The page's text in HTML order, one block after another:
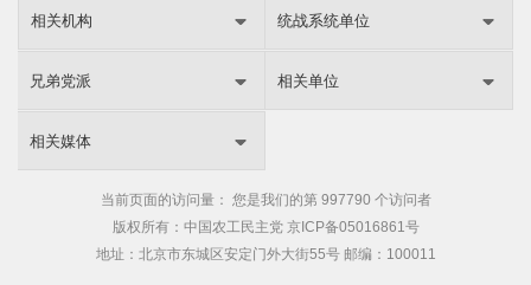
相关机构 统战系统单位
兄弟党派 相关单位
相关媒体
当前页面的访问量： 您是我们的第 997790 个访问者
版权所有：中国农工民主党 京ICP备05016861号
地址：北京市东城区安定门外大街55号 邮编：100011